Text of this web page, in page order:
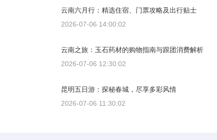
云南六月行：精选住宿、门票攻略及出行贴士
2026-07-06 14:00:02
云南之旅：玉石药材的购物指南与跟团消费解析
2026-07-06 12:30:02
昆明五日游：探秘春城，尽享多彩风情
2026-07-06 11:30:02